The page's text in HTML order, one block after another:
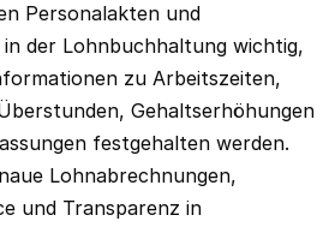
Personalakten und
der Lohnbuchhaltung wichtig,
zu Arbeitszeiten,
Gehaltserhöhungen
festgehalten werden.
Lohnabrechnungen,
und Transparenz in